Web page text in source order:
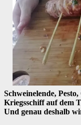
Schweinelende,
Kriegsschiff auf dem
Und genau deshalb